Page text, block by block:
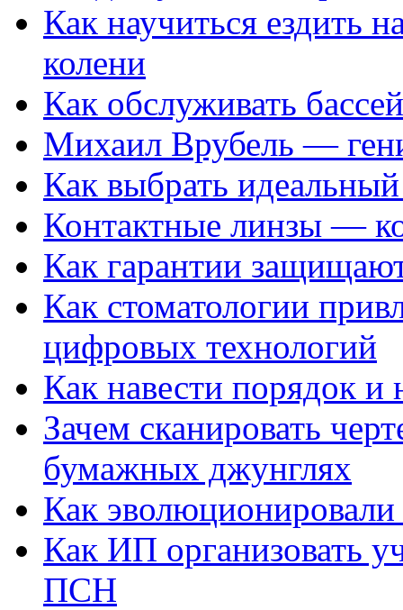
Как научиться ездить
колени
Как обслуживать
Михаил Врубель —
Как выбрать
Контактные линзы —
Как гарантии
Как стоматологии
цифровых технологий
Как навести порядок и
Зачем сканировать
бумажных джунглях
Как
Как ИП организовать
ПСН